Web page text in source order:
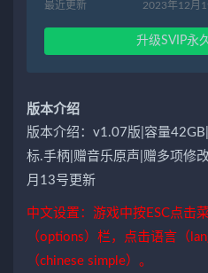
最近更新 2023年12月
升级SVIP永
版本介绍
版本介绍：v1.07版|容量
标.手柄|赠音乐原声|赠多项修
月13号更新
中文设置：游戏中按ESC点击
（options）栏，点击语言（
（chinese simple）。